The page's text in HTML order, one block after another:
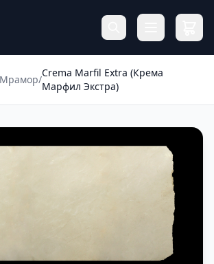
Мрамор/
Crema Marfil Extra (Крема
Марфил Экстра)